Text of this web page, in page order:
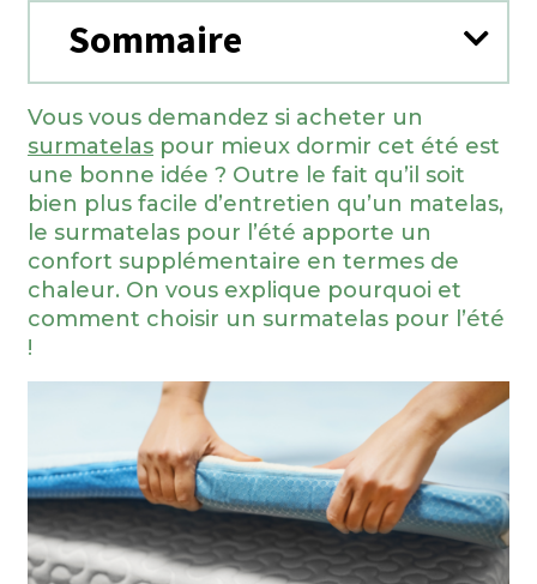
Sommaire
Vous vous demandez si acheter un
surmatelas pour mieux dormir cet été est
une bonne idée ? Outre le fait qu’il soit
bien plus facile d’entretien qu’un matelas,
le surmatelas pour l’été apporte un
confort supplémentaire en termes de
chaleur. On vous explique pourquoi et
comment choisir un surmatelas pour l’été
!